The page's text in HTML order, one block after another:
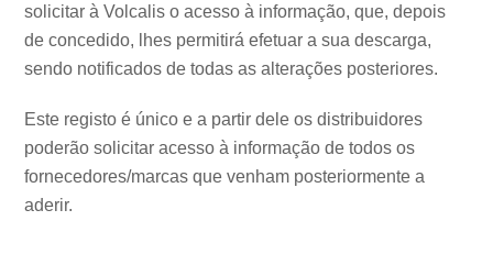
solicitar à Volcalis o acesso à informação, que, depois
de concedido, lhes permitirá efetuar a sua descarga,
sendo notificados de todas as alterações posteriores.
Este registo é único e a partir dele os distribuidores
poderão solicitar acesso à informação de todos os
fornecedores/marcas que venham posteriormente a
aderir.